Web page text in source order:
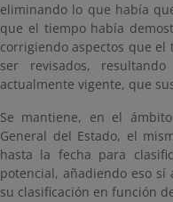
eliminando lo que había
que el tiempo había
corrigiendo aspectos que
ser revisados,
actualmente vigente, que
Se mantiene, en el
General del Estado, el
hasta la fecha para
potencial, añadiendo eso
su clasificación en función